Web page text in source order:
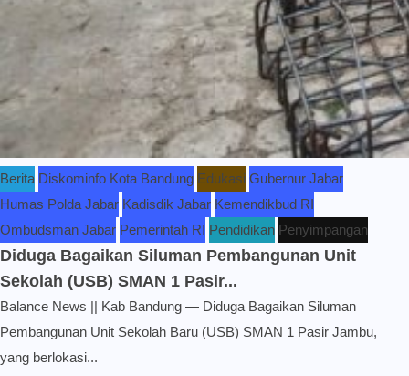
Berita Diskominfo Kota Bandung Edukasi Gubernur Jabar
Humas Polda Jabar Kadisdik Jabar Kemendikbud RI
Ombudsman Jabar Pemerintah RI Pendidikan Penyimpangan
Diduga Bagaikan Siluman Pembangunan Unit
Sekolah (USB) SMAN 1 Pasir...
Balance News || Kab Bandung — Diduga Bagaikan Siluman
Pembangunan Unit Sekolah Baru (USB) SMAN 1 Pasir Jambu,
yang berlokasi...